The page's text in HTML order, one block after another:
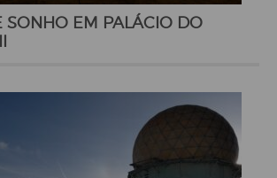
SONHO EM PALÁCIO DO